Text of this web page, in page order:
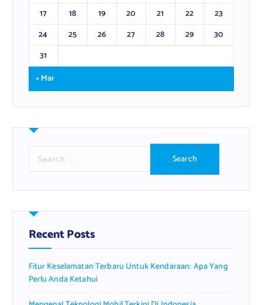
17
18 19 20 21 22
23
24
25 26 27 28 29
30
31
« Mar
r
h
f
o
:
Recent Posts
Fitur Keselamatan Terbaru Untuk Kendaraan: Apa Yang
Perlu Anda Ketahui